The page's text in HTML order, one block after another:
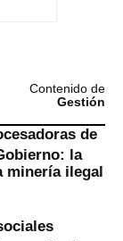
Contenido de
Gestión
de
la
minería ilegal